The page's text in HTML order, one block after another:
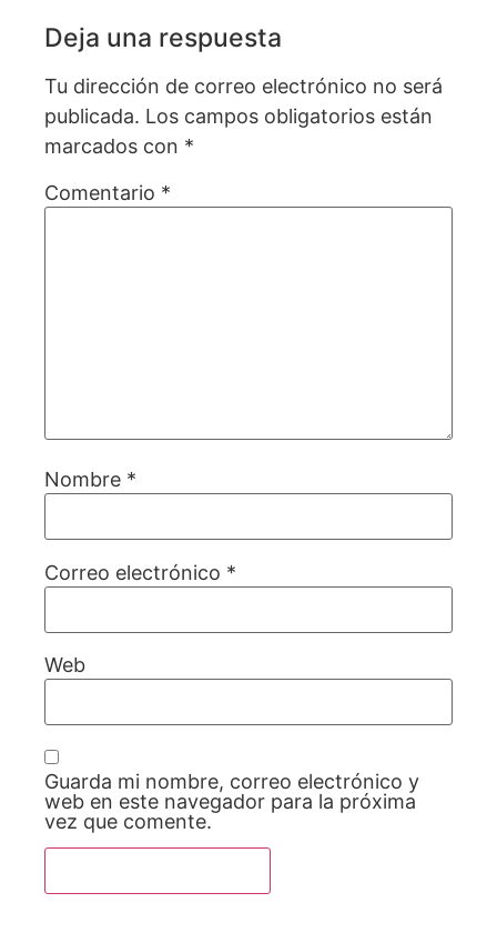
Deja una respuesta
Tu dirección de correo electrónico no será
publicada. Los campos obligatorios están
marcados con *
Comentario *
Nombre *
Correo electrónico *
Web
Guarda mi nombre, correo electrónico y
web en este navegador para la próxima
vez que comente.